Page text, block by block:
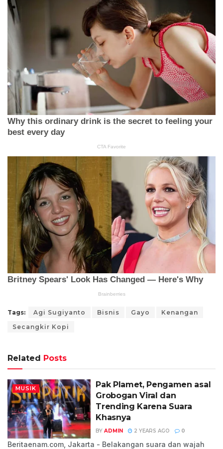
Tags: Agi Sugiyanto Bisnis Gayo
Kenangan
Secangkir Kopi
Related Posts
MUSIK
Pak Plamet, Pengamen asal
Grobogan Viral dan
Trending Karena Suara
Khasnya
BY ADMIN 2 YEARS AGO 0
Beritaenam.com, Jakarta - Belakangan suara dan wajah